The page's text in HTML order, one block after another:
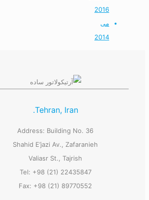
2016
می
2014
Tehran, Iran.
Address: Building No. 36
Shahid E’jazi Av., Zafaranieh
Valiasr St., Tajrish
Tel: +98 (21) 22435847
Fax: +98 (21) 89770552